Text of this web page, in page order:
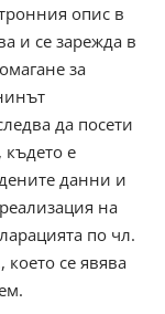
опис в
и се зарежда в
за
да посети
е
данни и
на
по чл.
се явява